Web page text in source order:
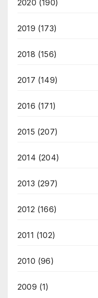
2020 (190)
2019 (173)
2018 (156)
2017 (149)
2016 (171)
2015 (207)
2014 (204)
2013 (297)
2012 (166)
2011 (102)
2010 (96)
2009 (1)